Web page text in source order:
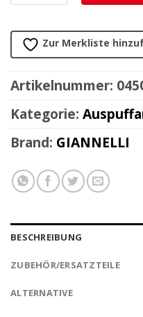
Zur Merkliste
Artikelnummer:
Kategorie:
Brand: GIANNELLI
BESCHREIBUNG
ZUBEHÖR/ERSATZTEILE
ALTERNATIVE